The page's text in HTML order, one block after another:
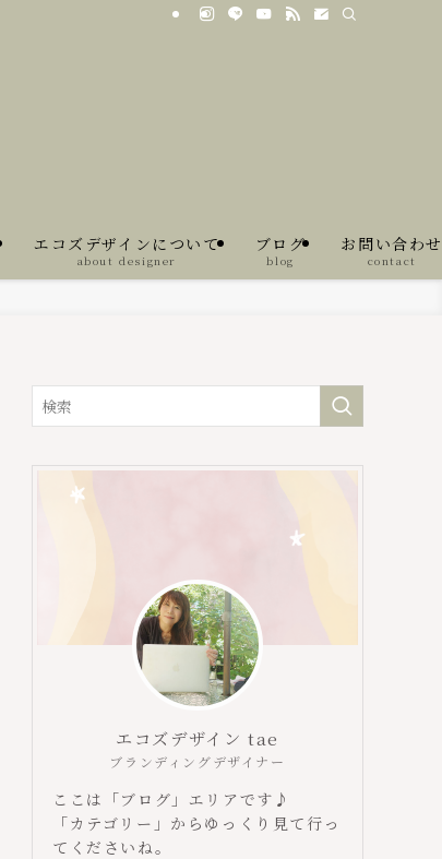
エコズデザインについて
about designer
ブログ
blog
お問い合わ
contact
エコズデザイン tae
ブランディングデザイナー
ここは「ブログ」エリアです♪
「カテゴリー」からゆっくり見て行っ
てくださいね。